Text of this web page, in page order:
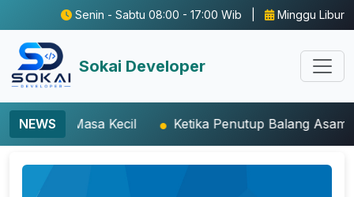
Senin - Sabtu 08:00 - 17:00 Wib | Minggu Libur
Sokai Developer
NEWS
Kecil Ketika Penutup Balang Asam Durian